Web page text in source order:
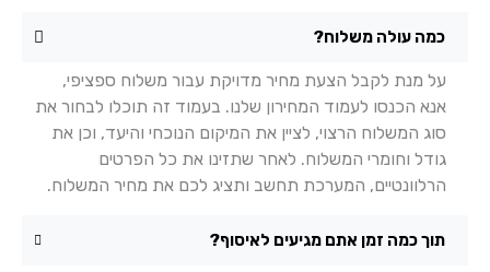
כמה עולה משלוח?
על מנת לקבל הצעת מחיר מדויקת עבור משלוח ספציפי,
אנא הכנסו לעמוד המחירון שלנו. בעמוד זה תוכלו לבחור את
סוג המשלוח הרצוי, לציין את המיקום הנוכחי והיעד, וכן את
גודל וחומרי המשלוח. לאחר שתזינו את כל הפרטים
הרלוונטיים, המערכת תחשב ותציג לכם את מחיר המשלוח.
תוך כמה זמן אתם מגיעים לאיסוף?